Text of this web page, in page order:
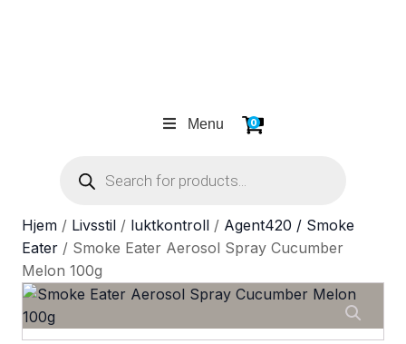
Menu 0
Products
search
Hjem / Livsstil / luktkontroll / Agent420 / Smoke
Eater / Smoke Eater Aerosol Spray Cucumber
Melon 100g